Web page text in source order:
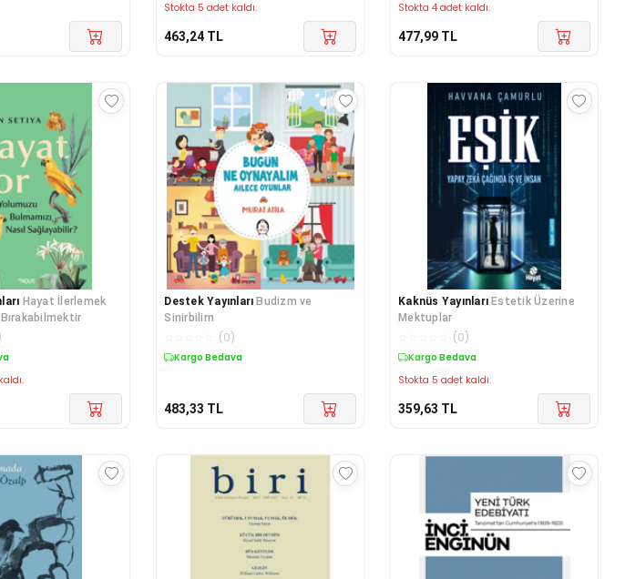
Stokta 5 adet kaldı.
463,24 TL
Stokta 4 adet kaldı.
477,99 TL
Hayat İlerlemek
Destek Yayınları Budizm ve
Sinirbilim
(0)
Kargo Bedava
483,33 TL
Kaknüs Yayınları Estetik Üzerine
Mektuplar
(0)
Kargo Bedava
Stokta 5 adet kaldı.
359,63 TL